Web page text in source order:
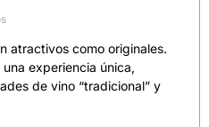
atractivos como originales.
experiencia única,
de vino “tradicional” y